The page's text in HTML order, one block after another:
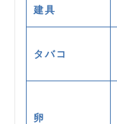
建具
タバコ
卵